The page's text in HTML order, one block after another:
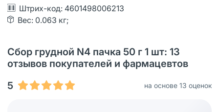
Штрих-код: 4601498006213
Вес: 0.063 кг;
Сбор грудной N4 пачка 50 г 1 шт: 13
отзывов покупателей и фармацевтов
5
на основе 13 оценок